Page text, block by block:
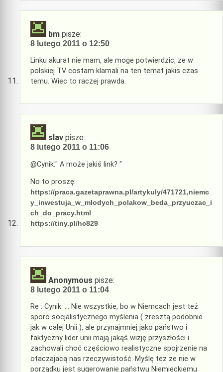
bm pisze:
8 lutego 2011 o 12:50
Linku akurat nie mam, ale moge potwierdzic, ze w
polskiej TV costam klamali na ten temat jakis czas
temu. Wiec to raczej prawda.
slav pisze:
8 lutego 2011 o 11:06
@Cynik:" A może jakiś link? "
No to proszę:
https://praca.gazetaprawna.pl/artykuly/471721,niemc
y_inwestuja_w_mlodych_polakow_beda_przyuczac_i
ch_do_pracy.html
https://tiny.pl/hc829
Anonymous pisze:
8 lutego 2011 o 11:04
Re : Cynik. … Nie wszystkie, bo w Niemcach jest też
sporo socjalistycznego myślenia ( zresztą podobnie
jak w całej Unii ), ale przynajmniej jako państwo i
faktyczny lider unii mają jakąś wizję przyszłości i
zachowali choć częściowo realistyczne spojrzenie na
otaczajacą nas rzeczywistość. Myślę też że nie w
porządku jest sugerowanie państwu Niemieckiemu